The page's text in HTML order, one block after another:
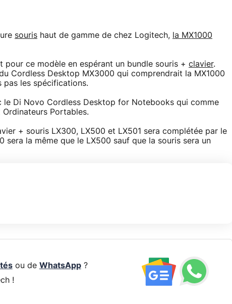
souris haut de gamme de chez Logitech, la MX1000
ce modèle en espérant un bundle souris + clavier.
Cordless Desktop MX3000 qui comprendrait la MX1000
pas les spécifications.
le Di Novo Cordless Desktop for Notebooks qui comme
Portables.
+ souris LX300, LX500 et LX501 sera complétée par le
la même que le LX500 sauf que la souris sera un
ou de WhatsApp?
!